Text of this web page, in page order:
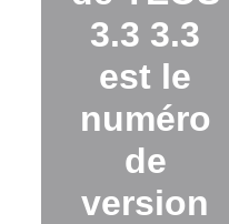
3.3 3.3
est le
numéro
de
version